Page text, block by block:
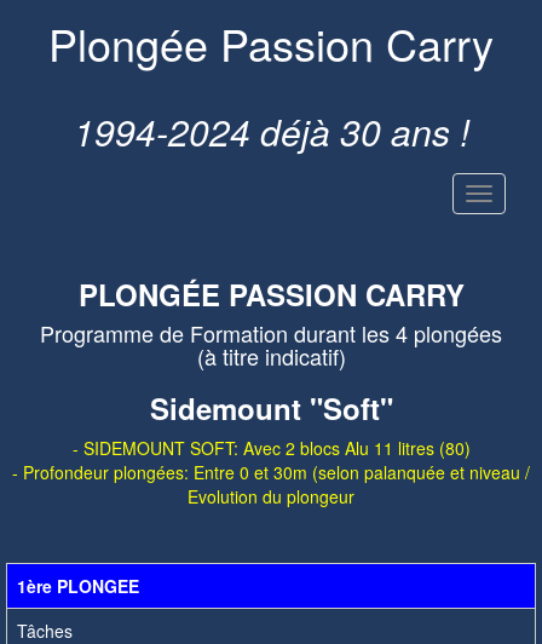
Plongée Passion Carry
1994-2024 déjà 30 ans !
PLONGÉE PASSION CARRY
Programme de Formation durant les 4 plongées
(à titre indicatif)
Sidemount "Soft"
- SIDEMOUNT SOFT: Avec 2 blocs Alu 11 litres (80)
- Profondeur plongées: Entre 0 et 30m (selon palanquée et niveau /
Evolution du plongeur
1ère PLONGEE
Tâches